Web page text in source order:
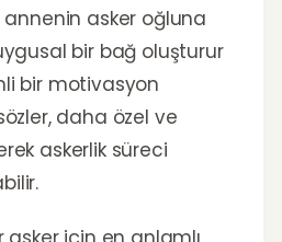
annenin asker oğluna
bir bağ oluşturur
bir motivasyon
daha özel ve
askerlik süreci